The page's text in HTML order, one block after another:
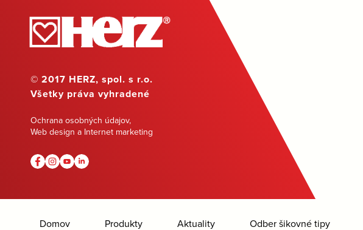
© 2017 HERZ, spol. s r.o.
Všetky práva vyhradené
Ochrana osobných údajov,
Web design a Internet marketing
Domov Produkty Aktuality Odber šikovné tipy